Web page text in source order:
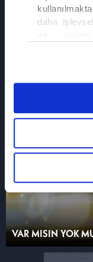
daha
olarak açık
detaylı bilgi
Çerez
6698
Kanunu
Sitesi
daha
ALTI ÜSTÜ
VAR MISIN YOK